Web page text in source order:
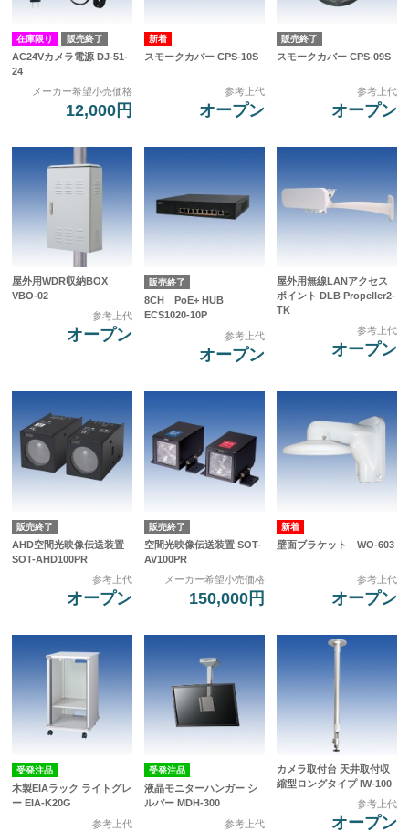
在庫限り 販売終了
AC24Vカメラ電源 DJ-51-
24
メーカー希望小売価格
12,000円
スモークカバー CPS-10S
参考上代
オープン
販売終了
スモークカバー CPS-09S
参考上代
オープン
屋外用WDR収納BOX
VBO-02
参考上代
オープン
販売終了
8CH PoE+ HUB
ECS1020-10P
参考上代
オープン
屋外用無線LANアクセス
ポイント DLB Propeller2-
TK
参考上代
オープン
販売終了
AHD空間光映像伝送装置
SOT-AHD100PR
参考上代
オープン
販売終了
空間光映像伝送装置 SOT-
AV100PR
メーカー希望小売価格
150,000円
壁面ブラケット WO-603
参考上代
オープン
受発注品
木製EIAラック ライトグレ
ー EIA-K20G
参考上代
受発注品
液晶モニターハンガー シ
ルバー MDH-300
参考上代
カメラ取付台 天井取付収
縮型ロングタイプ IW-100
参考上代
オープン